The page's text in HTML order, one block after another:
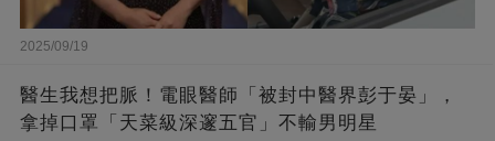
2025/09/19
醫生我想把脈！電眼醫師「被封中醫界彭于晏」，
拿掉口罩「天菜級深邃五官」不輸男明星